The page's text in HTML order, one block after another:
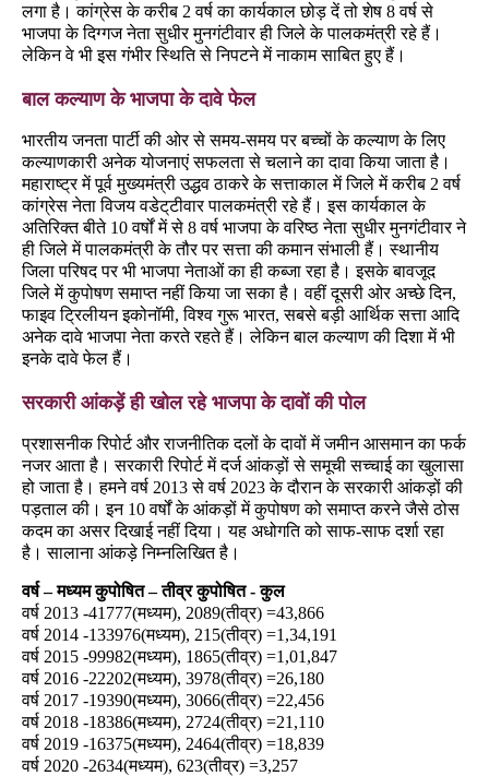
लगा है। कांग्रेस के करीब 2 वर्ष का कार्यकाल छोड़ दें तो शेष 8 वर्ष से
भाजपा के दिग्गज नेता सुधीर मुनगंटीवार ही जिले के पालकमंत्री रहे हैं।
लेकिन वे भी इस गंभीर स्थिति से निपटने में नाकाम साबित हुए हैं।
बाल कल्याण के भाजपा के दावे फेल
भारतीय जनता पार्टी की ओर से समय-समय पर बच्चों के कल्याण के लिए
कल्याणकारी अनेक योजनाएं सफलता से चलाने का दावा किया जाता है।
महाराष्ट्र में पूर्व मुख्यमंत्री उद्धव ठाकरे के सत्ताकाल में जिले में करीब 2 वर्ष
कांग्रेस नेता विजय वडेट्‌टीवार पालकमंत्री रहे हैं। इस कार्यकाल के
अतिरिक्त बीते 10 वर्षों में से 8 वर्ष भाजपा के वरिष्ठ नेता सुधीर मुनगंटीवार ने
ही जिले में पालकमंत्री के तौर पर सत्ता की कमान संभाली हैं। स्थानीय
जिला परिषद पर भी भाजपा नेताओं का ही कब्जा रहा है। इसके बावजूद
जिले में कुपोषण समाप्त नहीं किया जा सका है। वहीं दूसरी ओर अच्छे दिन,
फाइव ट्रिलीयन इकोनॉमी, विश्व गुरू भारत, सबसे बड़ी आर्थिक सत्ता आदि
अनेक दावे भाजपा नेता करते रहते हैं। लेकिन बाल कल्याण की दिशा में भी
इनके दावे फेल हैं।
सरकारी आंकड़ें ही खोल रहे भाजपा के दावों की पोल
प्रशासनीक रिपोर्ट और राजनीतिक दलों के दावों में जमीन आसमान का फर्क
नजर आता है। सरकारी रिपोर्ट में दर्ज आंकड़ों से समूची सच्चाई का खुलासा
हो जाता है। हमने वर्ष 2013 से वर्ष 2023 के दौरान के सरकारी आंकड़ों की
पड़ताल की। इन 10 वर्षों के आंकड़ों में कुपोषण को समाप्त करने जैसे ठोस
कदम का असर दिखाई नहीं दिया। यह अधोगति को साफ-साफ दर्शा रहा
है। सालाना आंकड़े निम्नलिखित है।
वर्ष – मध्यम कुपोषित – तीव्र कुपोषित - कुल
वर्ष 2013 -41777(मध्यम), 2089(तीव्र) =43,866
वर्ष 2014 -133976(मध्यम), 215(तीव्र) =1,34,191
वर्ष 2015 -99982(मध्यम), 1865(तीव्र) =1,01,847
वर्ष 2016 -22202(मध्यम), 3978(तीव्र) =26,180
वर्ष 2017 -19390(मध्यम), 3066(तीव्र) =22,456
वर्ष 2018 -18386(मध्यम), 2724(तीव्र) =21,110
वर्ष 2019 -16375(मध्यम), 2464(तीव्र) =18,839
वर्ष 2020 -2634(मध्यम), 623(तीव्र) =3,257